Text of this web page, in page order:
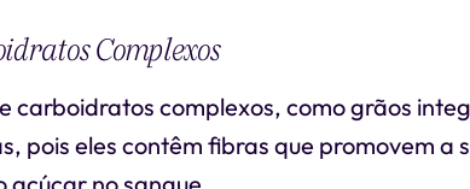
Complexos
carboidratos complexos, como grãos
pois eles contêm fibras que promovem a